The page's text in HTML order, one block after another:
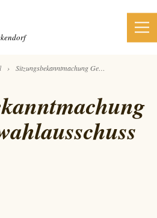
› Sitzungsbekanntmachung Gemeindewahlausschuss